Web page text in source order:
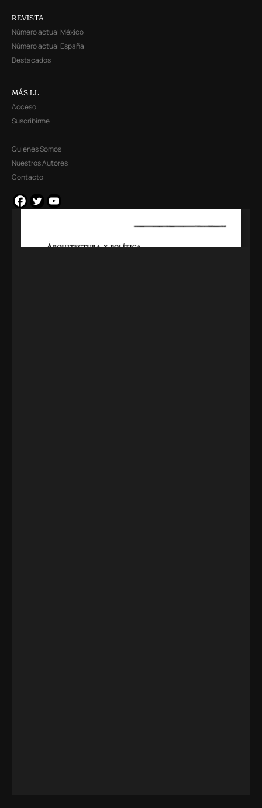
REVISTA
Número actual México
Número actual España
Destacados
MÁS LL
Acceso
Suscribirme
Quienes Somos
Nuestros Autores
Contacto